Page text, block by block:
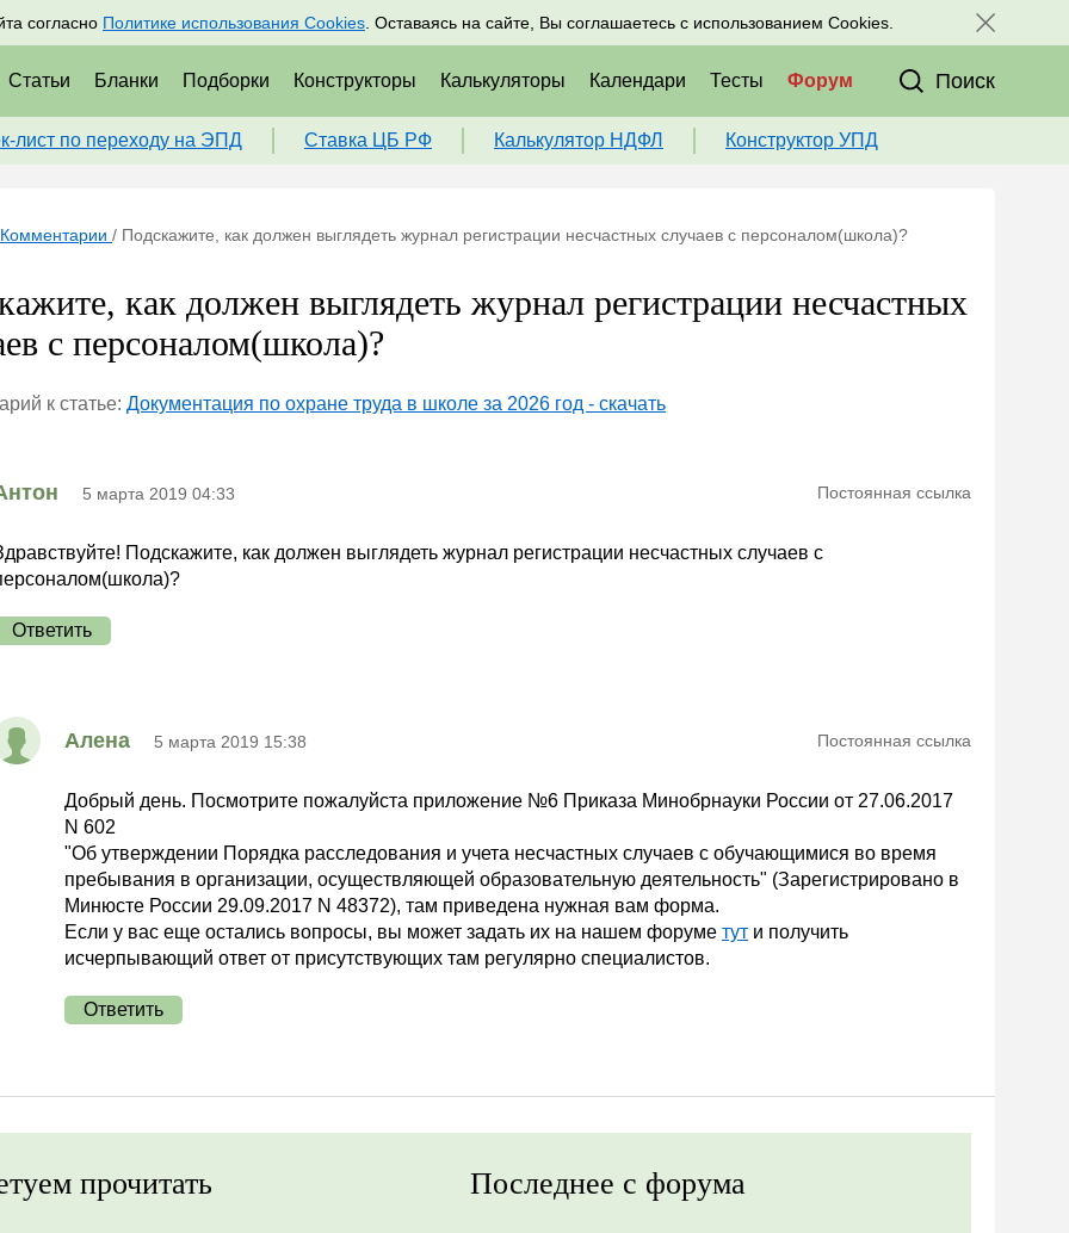
согласно Политике использования Cookies . Оставаясь на сайте, Вы соглашаетесь с использованием Cookies.
Подписаться Присоединяйтесь к нам в соц. сетях:
Статьи Бланки Подборки Конструкторы Калькуляторы Календари Тесты Форум Поиск
лист по переходу на ЭПД Ставка ЦБ РФ Калькулятор НДФЛ Конструктор УПД
Комментарии / Подскажите, как должен выглядеть журнал регистрации несчастных случаев с персоналом(школа)?
как должен выглядеть журнал регистрации несчастных
с персоналом(школа)?
к статье: Документация по охране труда в школе за 2026 год - скачать
5 марта 2019 04:33 Постоянная ссылка
Подскажите, как должен выглядеть журнал регистрации несчастных случаев с
Ответить
Алена 5 марта 2019 15:38 Постоянная ссылка
Добрый день. Посмотрите пожалуйста приложение №6 Приказа Минобрнауки России от 27.06.2017
N 602
"Об утверждении Порядка расследования и учета несчастных случаев с обучающимися во время
пребывания в организации, осуществляющей образовательную деятельность" (Зарегистрировано в
Минюсте России 29.09.2017 N 48372), там приведена нужная вам форма.
Если у вас еще остались вопросы, вы может задать их на нашем форуме тут и получить
исчерпывающий ответ от присутствующих там регулярно специалистов.
Ответить
прочитать Последнее с форума